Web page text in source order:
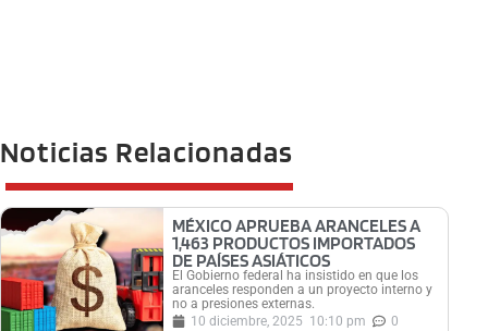
Noticias Relacionadas
MÉXICO APRUEBA ARANCELES A
1,463 PRODUCTOS IMPORTADOS
DE PAÍSES ASIÁTICOS
El Gobierno federal ha insistido en que los
aranceles responden a un proyecto interno y
no a presiones externas.
10 diciembre, 2025 10:10 pm
0